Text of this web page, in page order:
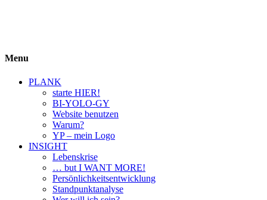
Menu
PLANK
starte HIER!
BI-YOLO-GY
Website benutzen
Warum?
YP – mein Logo
INSIGHT
Lebenskrise
… but I WANT MORE!
Persönlichkeitsentwicklung
Standpunktanalyse